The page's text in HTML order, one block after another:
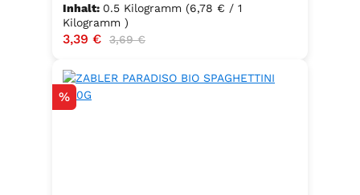
Inhalt: 0.5 Kilogramm (6,78 € / 1
Kilogramm )
Verkaufspreis:
3,39 € Regulärer Preis:
3,69 €
Rabatt
%